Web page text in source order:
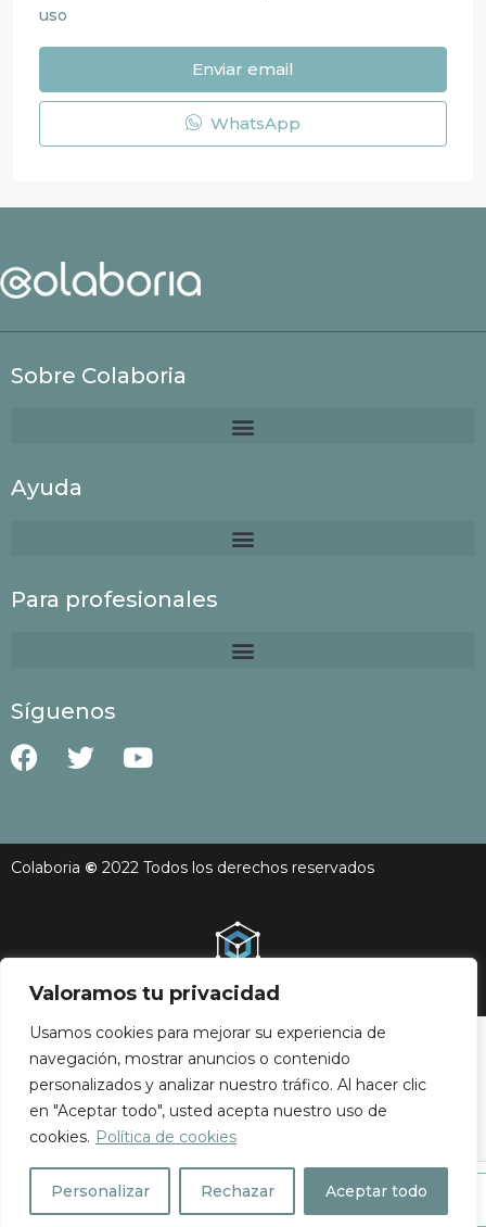
Valoramos tu privacidad
Usamos cookies para mejorar su experiencia de
navegación, mostrar anuncios o contenido
personalizados y analizar nuestro tráfico. Al hacer clic
en "Aceptar todo", usted acepta nuestro uso de
cookies. Política de cookies
Personalizar Rechazar Aceptar todo
uso
Enviar email
WhatsApp
GH Casas
Sobre Colaboria
Ayuda
Para profesionales
Síguenos
Colaboria © 2022 Todos los derechos reservados
Web desarrollada por FX Digital Works Studio